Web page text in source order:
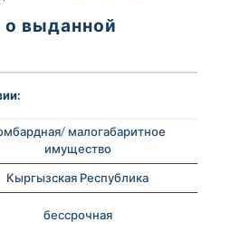
выданной
малогабаритное
имущество
Кыргызская Республика
бессрочная